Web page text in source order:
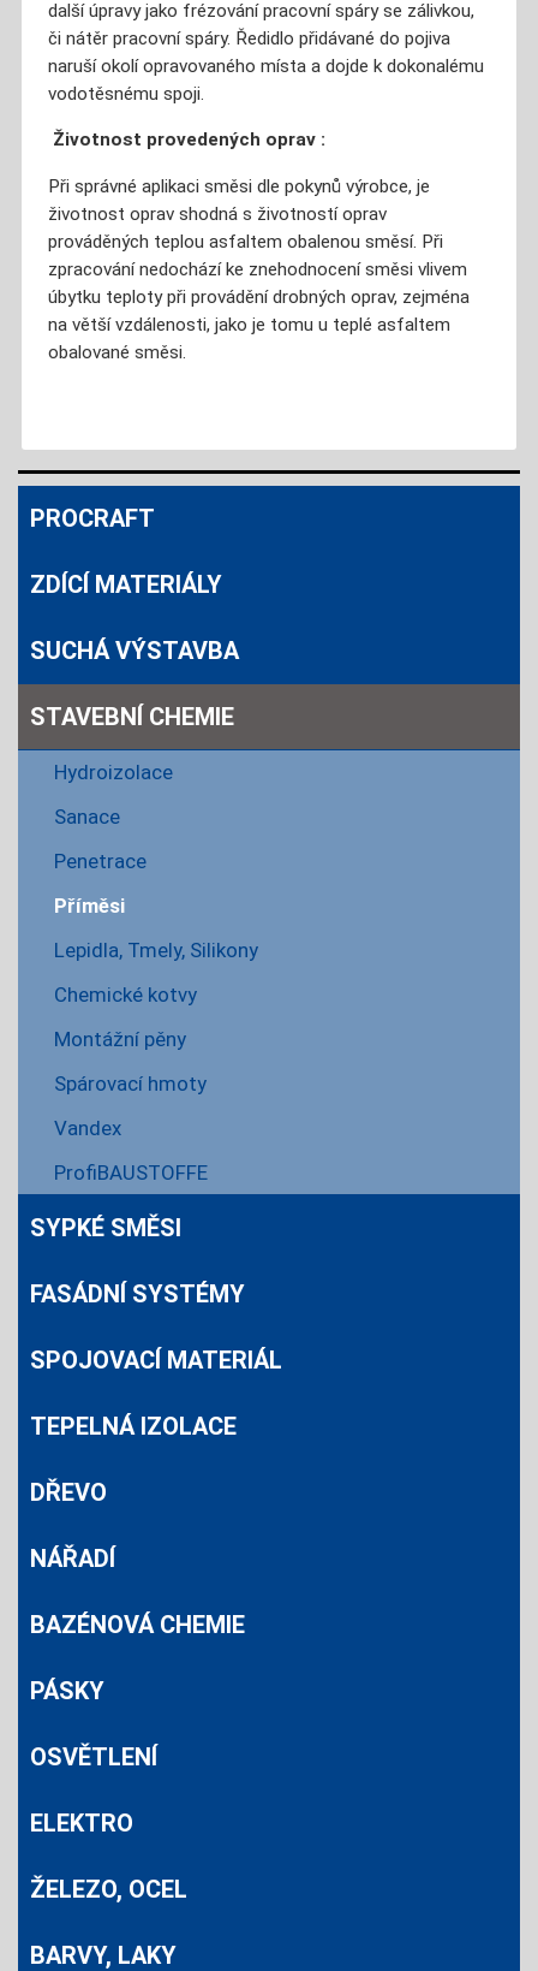
další úpravy jako frézování pracovní spáry se zálivkou,
či nátěr pracovní spáry. Ředidlo přidávané do pojiva
naruší okolí opravovaného místa a dojde k dokonalému
vodotěsnému spoji.
Životnost provedených oprav :
Při správné aplikaci směsi dle pokynů výrobce, je
životnost oprav shodná s životností oprav
prováděných teplou asfaltem obalenou směsí. Při
zpracování nedochází ke znehodnocení směsi vlivem
úbytku teploty při provádění drobných oprav, zejména
na větší vzdálenosti, jako je tomu u teplé asfaltem
obalované směsi.
PROCRAFT
ZDÍCÍ MATERIÁLY
SUCHÁ VÝSTAVBA
STAVEBNÍ CHEMIE
Hydroizolace
Sanace
Penetrace
Příměsi
Lepidla, Tmely, Silikony
Chemické kotvy
Montážní pěny
Spárovací hmoty
Vandex
ProfiBAUSTOFFE
SYPKÉ SMĚSI
FASÁDNÍ SYSTÉMY
SPOJOVACÍ MATERIÁL
TEPELNÁ IZOLACE
DŘEVO
NÁŘADÍ
BAZÉNOVÁ CHEMIE
PÁSKY
OSVĚTLENÍ
ELEKTRO
ŽELEZO, OCEL
BARVY, LAKY